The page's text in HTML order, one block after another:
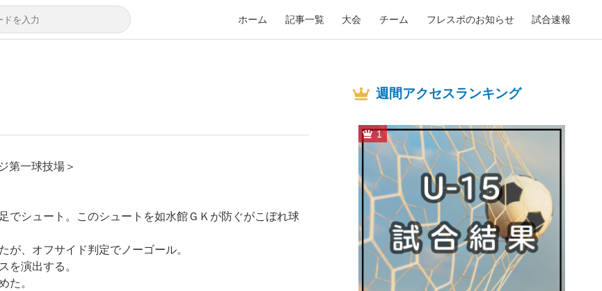
ホーム 記事一覧 大会 チーム フレスポのお知らせ 試合速報
一球技場＞
でシュート。このシュートを如水館ＧＫが防ぐがこぼれ球
が、オフサイド判定でノーゴール。
を演出する。
た。
週間アクセスランキング
1